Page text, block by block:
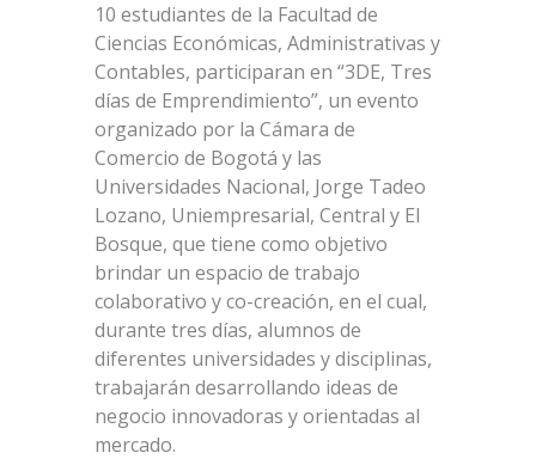
10 estudiantes de la Facultad de
Ciencias Económicas, Administrativas y
Contables, participaran en “3DE, Tres
días de Emprendimiento”, un evento
organizado por la Cámara de
Comercio de Bogotá y las
Universidades Nacional, Jorge Tadeo
Lozano, Uniempresarial, Central y El
Bosque, que tiene como objetivo
brindar un espacio de trabajo
colaborativo y co-creación, en el cual,
durante tres días, alumnos de
diferentes universidades y disciplinas,
trabajarán desarrollando ideas de
negocio innovadoras y orientadas al
mercado.